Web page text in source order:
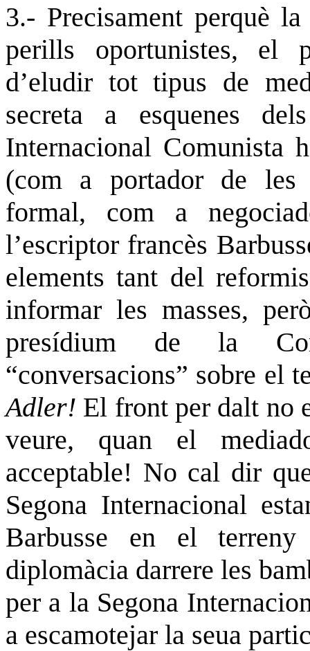
3.- Precisament perquè
perills oportunistes, el
d’eludir tot tipus de
secreta a esquenes
Internacional Comunista
(com a portador de les
formal, com a
l’escriptor francès
elements tant del
informar les masses,
presídium de la
“conversacions” sobre el
Adler! El front per dalt no
veure, quan el
acceptable! No cal dir
Segona Internacional
Barbusse en el terreny
diplomàcia darrere les
per a la Segona
a escamotejar la seua